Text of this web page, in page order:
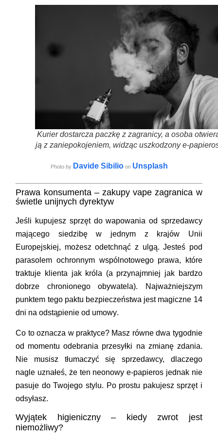
Kurier dostarcza paczkę z zagranicy, a osoba
ją z zaniepokojeniem, widząc uszkodzony e-
Photo by Davide Sibilioon Unsplash
Prawa konsumenta – zakupy vape zagranica w
świetle unijnych dyrektyw
Jeśli kupujesz sprzęt do wapowania od sprzedawcy
mającego siedzibę w jednym z krajów Unii
Europejskiej, możesz odetchnąć z ulgą. Jesteś pod
parasolem ochronnym wspólnotowego prawa, które
traktuje klienta jak króla (a przynajmniej jak bardzo
dobrze chronionego obywatela). Najważniejszym
punktem tego paktu bezpieczeństwa jest magiczne 14
dni na odstąpienie od umowy.
Co to oznacza w praktyce? Masz równe dwa tygodnie
od momentu odebrania przesyłki na zmianę zdania.
Nie musisz tłumaczyć się sprzedawcy, dlaczego
nagle uznałeś, że ten neonowy e-papieros jednak nie
pasuje do Twojego stylu. Po prostu pakujesz sprzęt i
odsyłasz.
Wyjątek higieniczny – kiedy zwrot jest
niemożliwy?